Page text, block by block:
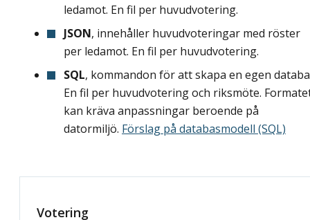
ledamot. En fil per huvudvotering.
JSON, innehåller huvudvoteringar med röster
per ledamot. En fil per huvudvotering.
SQL, kommandon för att skapa en egen
En fil per huvudvotering och riksmöte.
kan kräva anpassningar beroende på
datormiljö. Förslag på databasmodell (SQL)
Votering